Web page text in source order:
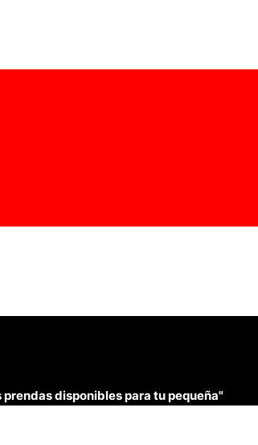
disponibles para tu pequeña"